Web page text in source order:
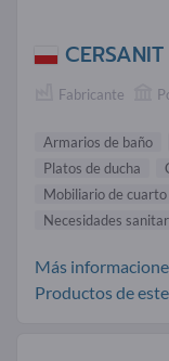
Fabricante
Armarios de baño
Platos de ducha
Mobiliario de cuarto
Necesidades
Más
Productos de